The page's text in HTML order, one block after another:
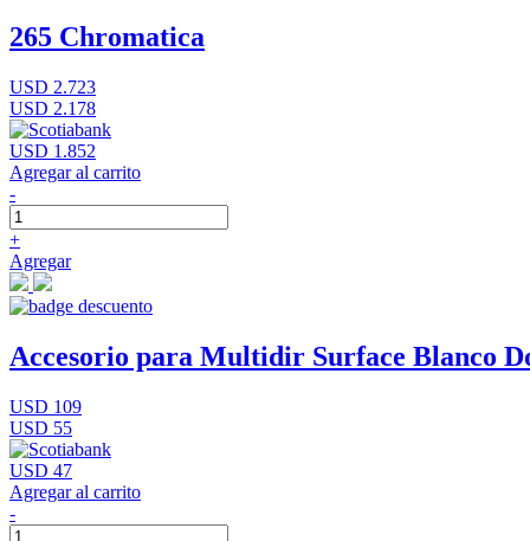
265 Chromatica
USD 2.723
USD 2.178
USD 1.852
Agregar al carrito
-
+
Agregar
Accesorio para Multidir Surface Blanco
USD 109
USD 55
USD 47
Agregar al carrito
-